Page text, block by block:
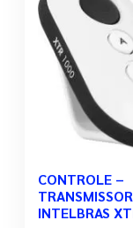
CONTROLE –
TRANSMISSOR
INTELBRAS